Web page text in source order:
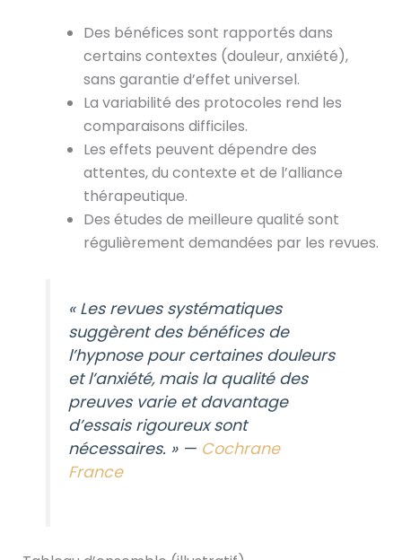
Des bénéfices sont rapportés dans
certains contextes (douleur, anxiété),
sans garantie d’effet universel.
La variabilité des protocoles rend les
comparaisons difficiles.
Les effets peuvent dépendre des
attentes, du contexte et de l’alliance
thérapeutique.
Des études de meilleure qualité sont
régulièrement demandées par les revues.
« Les revues systématiques
suggèrent des bénéfices de
l’hypnose pour certaines douleurs
et l’anxiété, mais la qualité des
preuves varie et davantage
d’essais rigoureux sont
nécessaires. » — Cochrane
France